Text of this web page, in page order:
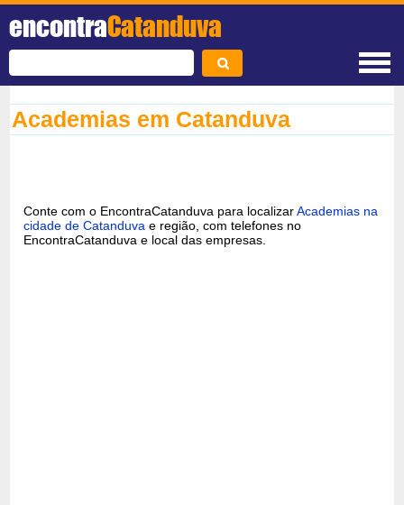
encontraCatanduva
Academias em Catanduva
Conte com o EncontraCatanduva para localizarAcademias na
cidade de Catanduva e região, com telefones no
EncontraCatanduva e local das empresas.